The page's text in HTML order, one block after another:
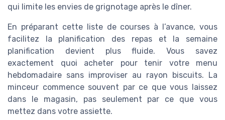
qui limite les envies de grignotage après le dîner.
En préparant cette liste de courses à l’avance, vous
facilitez la planification des repas et la semaine
planification devient plus fluide. Vous savez
exactement quoi acheter pour tenir votre menu
hebdomadaire sans improviser au rayon biscuits. La
minceur commence souvent par ce que vous laissez
dans le magasin, pas seulement par ce que vous
mettez dans votre assiette.